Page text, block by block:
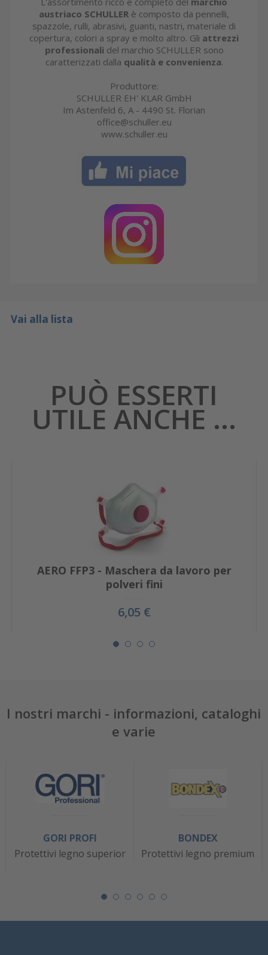
austriaco SCHULLER è composto da pennelli,
spazzole, rulli, abrasivi, guanti, nastri, materiale di
copertura, colori a spray e molto altro. Gli attrezzi
professionali del marchio SCHULLER sono
caratterizzati dalla qualità e convenienza.
Produttore:
SCHULLER EH' KLAR GmbH
Im Astenfeld 6, A - 4490 St. Florian
office@schuller.eu
www.schuller.eu
Vai alla lista
PUÒ ESSERTI
UTILE ANCHE ...
AERO FFP3 - Maschera da lavoro per
polveri fini
6,05 €
I nostri marchi - informazioni, cataloghi
e varie
GORI PROFI
Protettivi legno superior
BONDEX
Protettivi legno premium